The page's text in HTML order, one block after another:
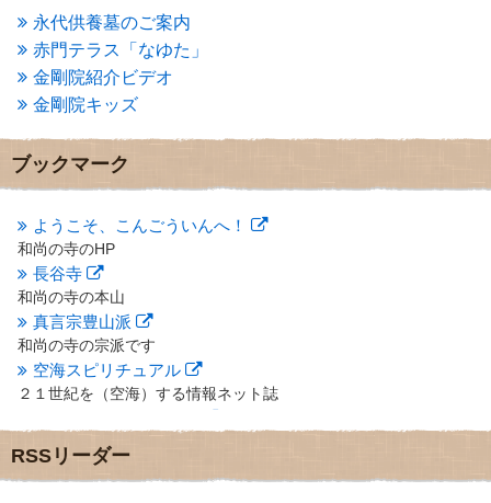
2013年5月(13)
2013年4月(1)
2013年3月 (4)
2013年2月(6)
2013年1月(6)
2012年12月(7)
2012年11月(7)
2012年10月
2012年8月
(9)
2012年7月(10)
2012年6月
2012年5月(16)
2012年4月 (16)
2012年3月(17)
2012年2月(20)
2012年1月(25)
2011年11月(28)
2011年10月(31)
2011年9月(24)
永代供養墓のご案内
赤門テラス「なゆた」
金剛院紹介ビデオ
金剛院キッズ
ブックマーク
ようこそ、こんごういんへ！
和尚の寺のHP
長谷寺
和尚の寺の本山
真言宗豊山派
和尚の寺の宗派です
空海スピリチュアル
２１世紀を（空海）する情報ネット誌
地域のライターさんです
小豆島 圓満寺
RSSリーダー